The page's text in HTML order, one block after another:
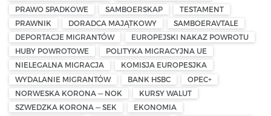
PRAWO SPADKOWE
SAMBOERSKAP
TESTAMENT
PRAWNIK
DORADCA MAJĄTKOWY
SAMBOERAVTALE
DEPORTACJE MIGRANTÓW
EUROPEJSKI NAKAZ POWROTU
HUBY POWROTOWE
POLITYKA MIGRACYJNA UE
NIELEGALNA MIGRACJA
KOMISJA EUROPESJKA
WYDALANIE MIGRANTÓW
BANK HSBC
OPEC+
NORWESKA KORONA — NOK
KURSY WALUT
SZWEDZKA KORONA — SEK
EKONOMIA